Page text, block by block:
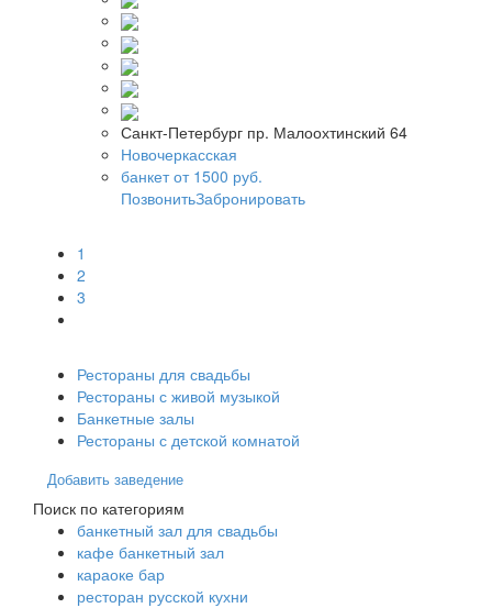
Санкт-Петербург пр. Малоохтинский 64
Новочеркасская
банкет от 1500 руб.
ПозвонитьЗабронировать
1
2
3
Рестораны для свадьбы
Рестораны с живой музыкой
Банкетные залы
Рестораны с детской комнатой
Добавить заведение
Поиск по категориям
банкетный зал для свадьбы
кафе банкетный зал
караоке бар
ресторан русской кухни